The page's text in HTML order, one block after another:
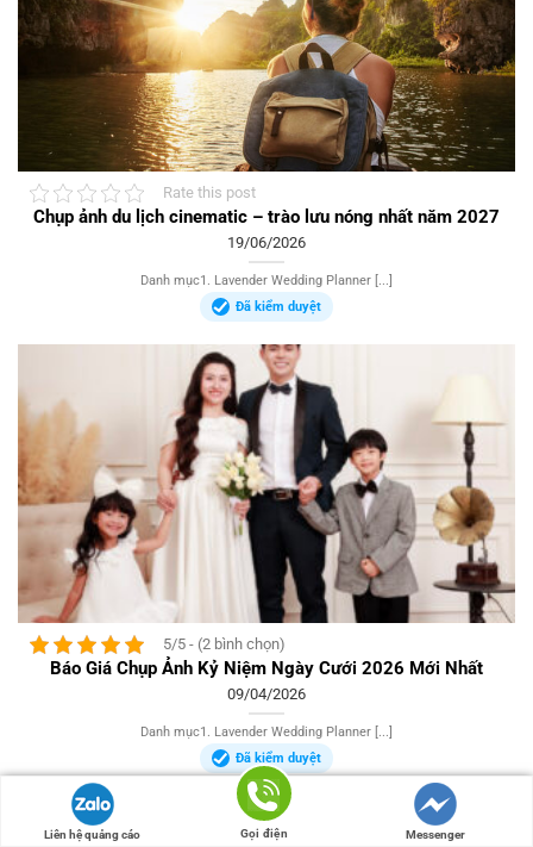
Rate this post
Chụp ảnh du lịch cinematic – trào lưu nóng nhất năm 2027
19/06/2026
Danh mục1. Lavender Wedding Planner [...]
Đã kiểm duyệt
5/5 - (2 bình chọn)
Báo Giá Chụp Ảnh Kỷ Niệm Ngày Cưới 2026 Mới Nhất
09/04/2026
Danh mục1. Lavender Wedding Planner [...]
Đã kiểm duyệt
Liên hệ quảng cáo Gọi điện Messenger